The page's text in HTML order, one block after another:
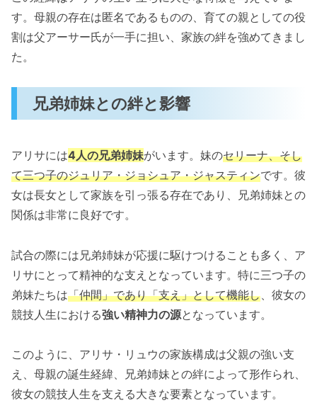
す。母親の存在は匿名であるものの、育ての親としての役
割は父アーサー氏が一手に担い、家族の絆を強めてきまし
た。
兄弟姉妹との絆と影響
アリサには4人の兄弟姉妹がいます。妹のセリーナ、そし
て三つ子のジュリア・ジョシュア・ジャスティンです。彼
女は長女として家族を引っ張る存在であり、兄弟姉妹との
関係は非常に良好です。
試合の際には兄弟姉妹が応援に駆けつけることも多く、ア
リサにとって精神的な支えとなっています。特に三つ子の
弟妹たちは「仲間」であり「支え」として機能し 、彼女の
競技人生における強い精神力の源となっています。
このように、アリサ・リュウの家族構成は父親の強い支
え、母親の誕生経緯、兄弟姉妹との絆によって形作られ、
彼女の競技人生を支える大きな要素となっています。